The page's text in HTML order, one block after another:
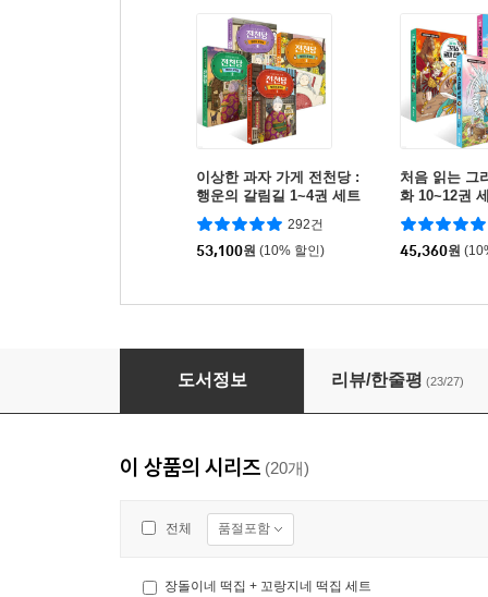
이상한 과자 가게 전천당 :
행운의 갈림길 1~4권 세트
292건
53,100원 (10% 할인)
처음 읽는 그
화 10~12권
45,360원
꼬랑지네 떡집
도서정보 리뷰/한줄평 (23/27)
이 상품의 시리즈 (20개)
전체 품절포함
장돌이네 떡집 + 꼬랑지네 떡집 세트